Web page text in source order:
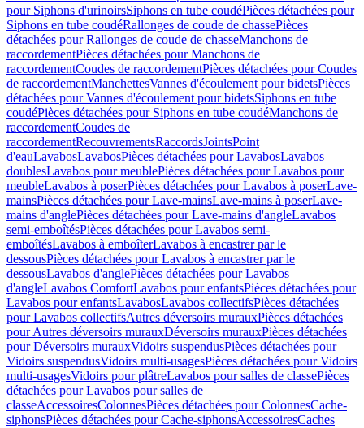
pour Siphons d'urinoirsSiphons en tube coudéPièces détachées pour
Siphons en tube coudéRallonges de coude de chassePièces
détachées pour Rallonges de coude de chasseManchons de
raccordementPièces détachées pour Manchons de
raccordementCoudes de raccordementPièces détachées pour Coudes
de raccordementManchettesVannes d'écoulement pour bidetsPièces
détachées pour Vannes d'écoulement pour bidetsSiphons en tube
coudéPièces détachées pour Siphons en tube coudéManchons de
raccordementCoudes de
raccordementRecouvrementsRaccordsJointsPoint
d'eauLavabosLavabosPièces détachées pour LavabosLavabos
doublesLavabos pour meublePièces détachées pour Lavabos pour
meubleLavabos à poserPièces détachées pour Lavabos à poserLave-
mainsPièces détachées pour Lave-mainsLave-mains à poserLave-
mains d'anglePièces détachées pour Lave-mains d'angleLavabos
semi-emboîtésPièces détachées pour Lavabos semi-
emboîtésLavabos à emboîterLavabos à encastrer par le
dessousPièces détachées pour Lavabos à encastrer par le
dessousLavabos d'anglePièces détachées pour Lavabos
d'angleLavabos ComfortLavabos pour enfantsPièces détachées pour
Lavabos pour enfantsLavabosLavabos collectifsPièces détachées
pour Lavabos collectifsAutres déversoirs murauxPièces détachées
pour Autres déversoirs murauxDéversoirs murauxPièces détachées
pour Déversoirs murauxVidoirs suspendusPièces détachées pour
Vidoirs suspendusVidoirs multi-usagesPièces détachées pour Vidoirs
multi-usagesVidoirs pour plâtreLavabos pour salles de classePièces
détachées pour Lavabos pour salles de
classeAccessoiresColonnesPièces détachées pour ColonnesCache-
siphonsPièces détachées pour Cache-siphonsAccessoiresCaches